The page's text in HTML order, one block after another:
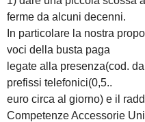
ferme da alcuni decenni.
In particolare la nostra
voci della busta paga
legate alla presenza(cod.
prefissi telefonici(0,5..
euro circa al giorno) e il
Competenze Accessorie